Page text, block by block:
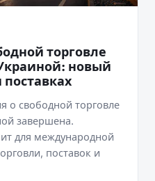
торговле
новый
поставках
о свободной торговле
завершена.
для международной
поставок и